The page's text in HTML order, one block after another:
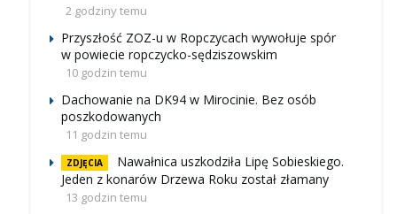
2 godziny temu
Przyszłość ZOZ-u w Ropczycach wywołuje spór
w powiecie ropczycko-sędziszowskim
10 godzin temu
Dachowanie na DK94 w Mirocinie. Bez osób
poszkodowanych
11 godzin temu
ZDJĘCIA
Nawałnica uszkodziła Lipę Sobieskiego.
Jeden z konarów Drzewa Roku został złamany
13 godzin temu